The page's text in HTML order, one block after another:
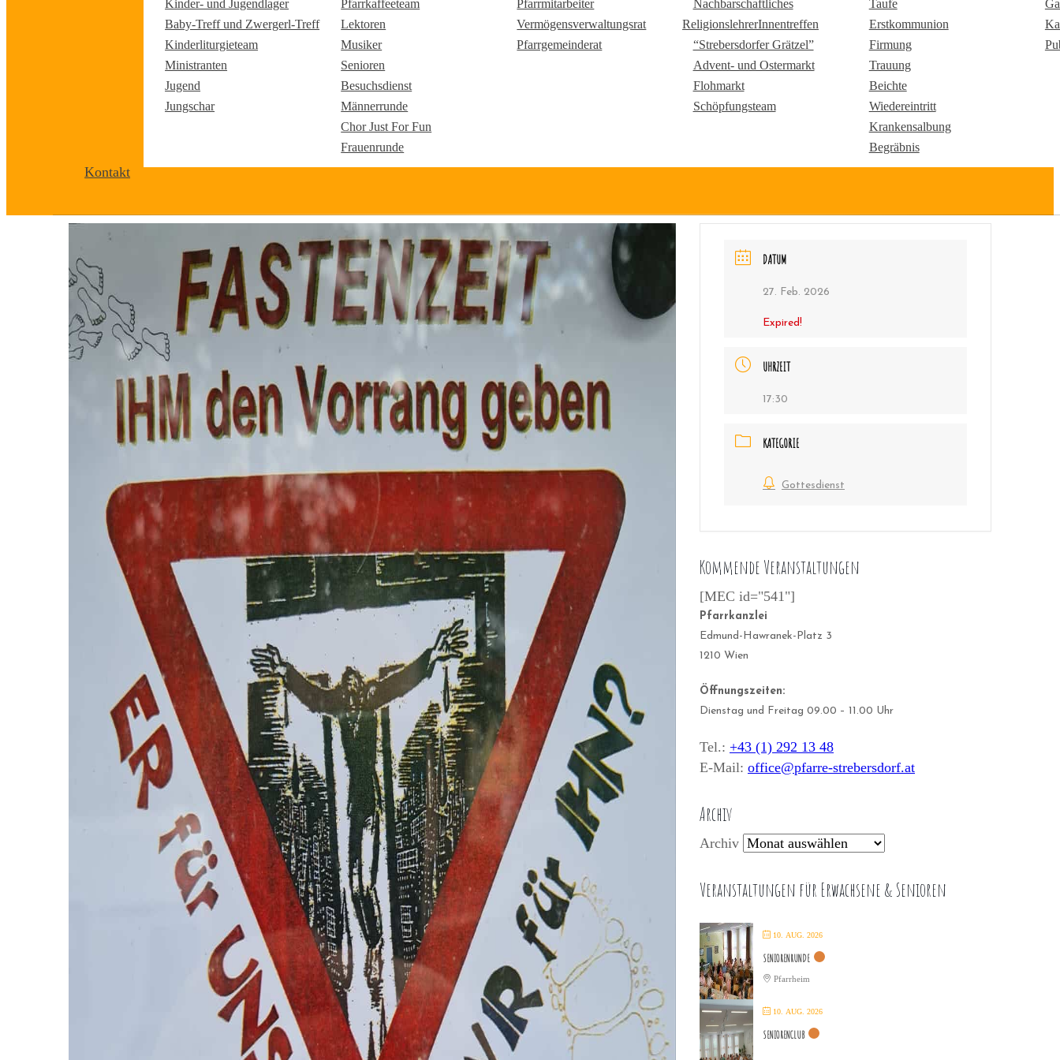
Kinder- und Jugendlager
Baby-Treff und Zwergerl-Treff
Kinderliturgieteam
Ministranten
Jugend
Jungschar
Pfarrkaffeeteam
Lektoren
Musiker
Senioren
Besuchsdienst
Männerrunde
Chor Just For Fun
Frauenrunde
Pfarrmitarbeiter
Vermögensverwaltungsrat
Pfarrgemeinderat
Nachbarschaftliches
ReligionslehrerInnentreffen
“Strebersdorfer Grätzel”
Advent- und Ostermarkt
Flohmarkt
Schöpfungsteam
Taufe
Erstkommunion
Firmung
Trauung
Beichte
Wiedereintritt
Krankensalbung
Begräbnis
Kontakt
DATUM
27. Feb. 2026
Expired!
UHRZEIT
17:30
KATEGORIE
Gottesdienst
Kommende Veranstaltungen
[MEC id="541"]
Pfarrkanzlei
Edmund-Hawranek-Platz 3
1210 Wien
Öffnungszeiten:
Dienstag und Freitag 09.00 – 11.00 Uhr
Tel.: +43 (1) 292 13 48
E-Mail: office@pfarre-strebersdorf.at
Archiv
Archiv
Veranstaltungen für Erwachsene & Senioren
10. AUG. 2026
SENIORENRUNDE
Pfarrheim
10. AUG. 2026
SENIORENCLUB